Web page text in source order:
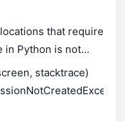
that require
in Python is not
stacktrace)